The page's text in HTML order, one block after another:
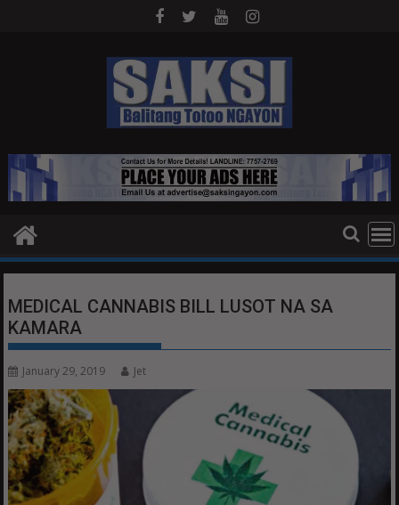
MEDICAL CANNABIS BILL LUSOT NA SA
KAMARA
January 29, 2019 Jet